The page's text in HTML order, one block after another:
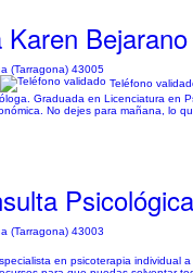
Karen Bejarano
(Tarragona) 43005
Teléfono
Graduada en Licenciatura en
No dejes para mañana, lo
(Tarragona) 43003
en psicoterapia